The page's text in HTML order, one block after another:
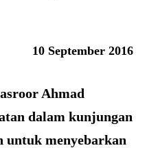
10 September 2016
Ahmad
dalam kunjungan
untuk menyebarkan